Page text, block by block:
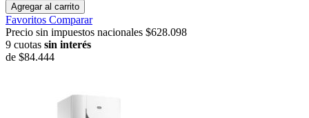
Agregar al carrito
Favoritos Comparar
Precio sin impuestos nacionales $628.098
9 cuotas sin interés
de $84.444